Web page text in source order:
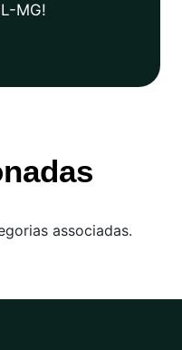
MG!
associadas.